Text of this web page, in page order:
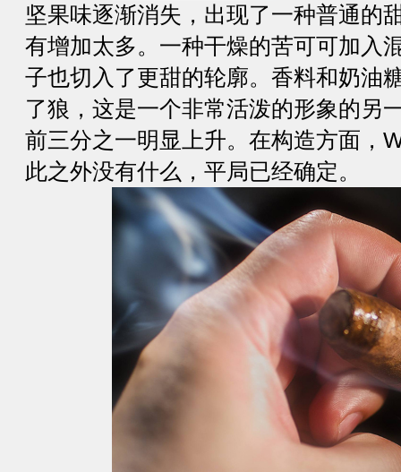
坚果味逐渐消失，出现了一种普通的
有增加太多。一种干燥的苦可可加入
子也切入了更甜的轮廓。香料和奶油
了狼，这是一个非常活泼的形象的另
前三分之一明显上升。在构造方面，
此之外没有什么，平局已经确定。